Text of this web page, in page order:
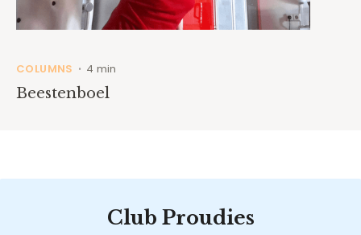
COLUMNS • 4 min
Beestenboel
Club Proudies